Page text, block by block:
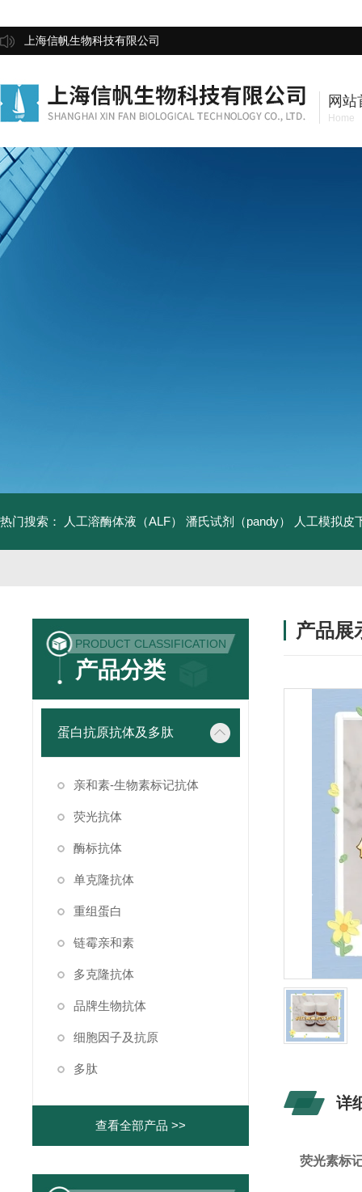
上海信帆生物科技有限公司
网站
Home
热门搜索： 人工溶酶体液（ALF） 潘氏试剂（pandy） 人工模拟皮
PRODUCT CLASSIFICATION
产品分类
蛋白抗原抗体及多肽
亲和素-生物素标记抗体
荧光抗体
酶标抗体
单克隆抗体
重组蛋白
链霉亲和素
多克隆抗体
品牌生物抗体
细胞因子及抗原
多肽
查看全部产品 >>
产品展
详
荧光素标